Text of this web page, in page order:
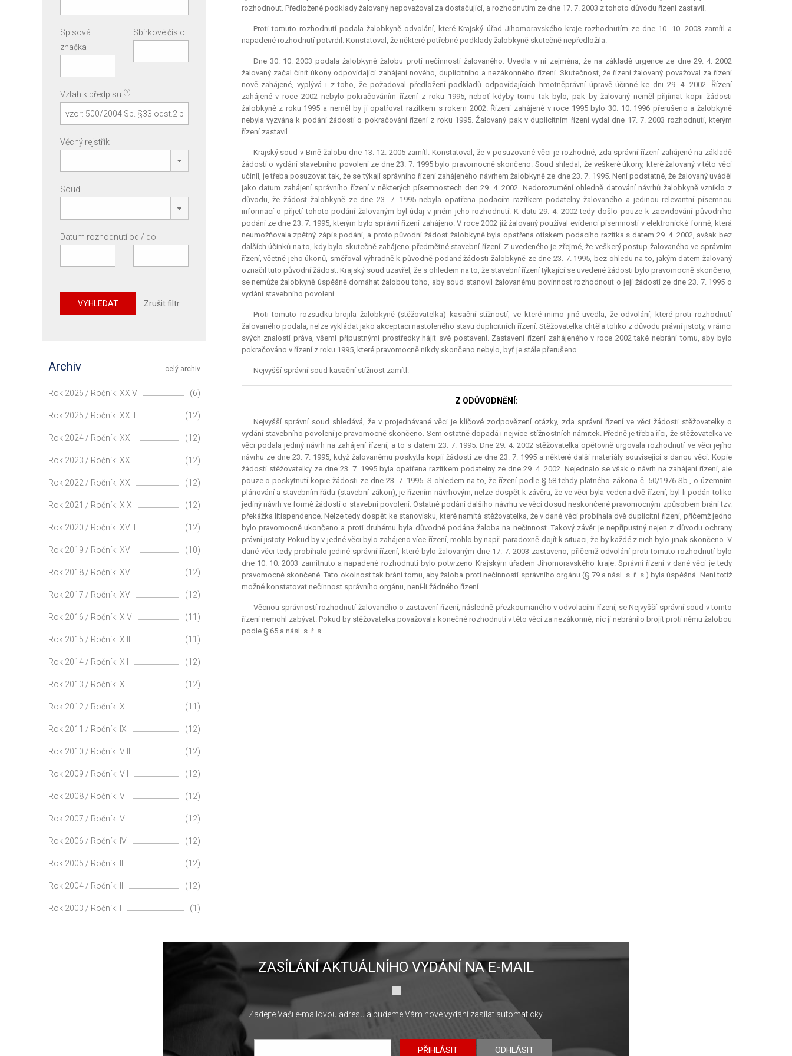
rozhodnout. Předložené podklady žalovaný nepovažoval za dostačující, a rozhodnutím ze dne 17. 7. 2003 z tohoto důvodu řízení zastavil.
Proti tomuto rozhodnutí podala žalobkyně odvolání, které Krajský úřad Jihomoravského kraje rozhodnutím ze dne 10. 10. 2003 zamítl a
napadené rozhodnutí potvrdil. Konstatoval, že některé potřebné podklady žalobkyně skutečně nepředložila.
Dne 30. 10. 2003 podala žalobkyně žalobu proti nečinnosti žalovaného. Uvedla v ní zejména, že na základě urgence ze dne 29. 4. 2002
žalovaný začal činit úkony odpovídající zahájení nového, duplicitního a nezákonného řízení. Skutečnost, že řízení žalovaný považoval za řízení
nově zahájené, vyplývá i z toho, že požadoval předložení podkladů odpovídajících hmotněprávní úpravě účinné ke dni 29. 4. 2002. Řízení
zahájené v roce 2002 nebylo pokračováním řízení z roku 1995, neboť kdyby tomu tak bylo, pak by žalovaný neměl přijímat kopii žádosti
žalobkyně z roku 1995 a neměl by ji opatřovat razítkem s rokem 2002. Řízení zahájené v roce 1995 bylo 30. 10. 1996 přerušeno a žalobkyně
nebyla vyzvána k podání žádosti o pokračování řízení z roku 1995. Žalovaný pak v duplicitním řízení vydal dne 17. 7. 2003 rozhodnutí, kterým
řízení zastavil.
Krajský soud v Brně žalobu dne 13. 12. 2005 zamítl. Konstatoval, že v posuzované věci je rozhodné, zda správní řízení zahájené na základě
žádosti o vydání stavebního povolení ze dne 23. 7. 1995 bylo pravomocně skončeno. Soud shledal, že veškeré úkony, které žalovaný v této věci
učinil, je třeba posuzovat tak, že se týkají správního řízení zahájeného návrhem žalobkyně ze dne 23. 7. 1995. Není podstatné, že žalovaný uváděl
jako datum zahájení správního řízení v některých písemnostech den 29. 4. 2002. Nedorozumění ohledně datování návrhů žalobkyně vzniklo z
důvodu, že žádost žalobkyně ze dne 23. 7. 1995 nebyla opatřena podacím razítkem podatelny žalovaného a jedinourelevantní písemnou
informací o přijetí tohoto podání žalovaným byl údaj v jiném jeho rozhodnutí. K datu 29. 4. 2002 tedy došlo pouze k zaevidování původního
podání ze dne 23. 7. 1995, kterým bylo správní řízení zahájeno. V roce 2002 již žalovaný používal evidenci písemností v elektronické formě, která
neumožňovala zpětný zápis podání, a proto původní žádost žalobkyně byla opatřena otiskem podacího razítka s datem 29. 4. 2002, avšak bez
dalších účinků na to, kdy bylo skutečně zahájeno předmětné stavební řízení. Z uvedeného je zřejmé, že veškerý postup žalovaného ve správním
řízení, včetně jeho úkonů, směřoval výhradně k původně podané žádosti žalobkyně ze dne 23. 7. 1995, bez ohledu na to, jakým datem žalovaný
označil tuto původní žádost. Krajský soud uzavřel, že s ohledem na to, že stavební řízení týkající se uvedené žádosti bylo pravomocně skončeno,
se nemůže žalobkyně úspěšně domáhat žalobou toho, aby soud stanovil žalovanému povinnost rozhodnout o její žádosti ze dne 23. 7. 1995 o
vydání stavebního povolení.
Proti tomuto rozsudku brojila žalobkyně (stěžovatelka) kasační stížností, ve které mimo jiné uvedla, že odvolání, které proti rozhodnutí
žalovaného podala, nelze vykládat jako akceptaci nastoleného stavu duplicitních řízení. Stěžovatelka chtěla toliko z důvodu právní jistoty, v rámci
svých znalostí práva, všemi přípustnými prostředky hájit své postavení. Zastavení řízení zahájeného v roce 2002 také nebrání tomu, aby bylo
pokračováno v řízení z roku 1995, které pravomocně nikdy skončeno nebylo, byť je stále přerušeno.
Nejvyšší správní soud kasační stížnost zamítl.
Z ODŮVODNĚNÍ:
Nejvyšší správní soud shledává, že v projednávané věci je klíčové zodpovězení otázky, zda správní řízení ve věci žádosti stěžovatelky o
vydání stavebního povolení je pravomocně skončeno. Sem ostatně dopadá i nejvíce stížnostních námitek. Předně je třeba říci, že stěžovatelka ve
věci podala jediný návrh na zahájení řízení, a to s datem 23. 7. 1995. Dne 29. 4. 2002 stěžovatelka opětovně urgovala rozhodnutí ve věci jejího
návrhu ze dne 23. 7. 1995, když žalovanému poskytla kopii žádosti ze dne 23. 7. 1995 a některé další materiály související s danou věcí. Kopie
žádosti stěžovatelky ze dne 23. 7. 1995 byla opatřena razítkem podatelny ze dne 29. 4. 2002. Nejednalo se však o návrh na zahájení řízení, ale
pouze o poskytnutí kopie žádosti ze dne 23. 7. 1995. S ohledem na to, že řízení podle § 58 tehdy platného zákona č. 50/1976 Sb., o územním
plánování a stavebním řádu (stavební zákon), je řízením návrhovým, nelze dospět k závěru, že ve věci byla vedena dvě řízení, byl-li podán toliko
jediný návrh ve formě žádosti o stavební povolení. Ostatně podání dalšího návrhu ve věci dosud neskončené pravomocným způsobem brání tzv.
překážka litispendence. Nelze tedy dospět ke stanovisku, které namítá stěžovatelka, že v dané věci probíhala dvě duplicitní řízení, přičemž jedno
bylo pravomocně ukončeno a proti druhému byla důvodně podána žaloba na nečinnost. Takový závěr je nepřípustný nejen z důvodu ochrany
právní jistoty. Pokud by v jedné věci bylo zahájeno více řízení, mohlo by např. paradoxně dojít k situaci, že by každé z nich bylo jinak skončeno. V
dané věci tedy probíhalo jediné správní řízení, které bylo žalovaným dne 17. 7. 2003 zastaveno, přičemž odvolání proti tomuto rozhodnutí bylo
dne 10. 10. 2003 zamítnuto a napadené rozhodnutí bylo potvrzeno Krajským úřadem Jihomoravského kraje. Správní řízení v dané věci je tedy
pravomocně skončené. Tato okolnost tak brání tomu, aby žaloba proti nečinnosti správního orgánu (§ 79 a násl. s. ř. s.) byla úspěšná. Není totiž
možné konstatovat nečinnost správního orgánu, není-li žádného řízení.
Věcnou správností rozhodnutí žalovaného o zastavení řízení, následně přezkoumaného v odvolacím řízení, se Nejvyšší správní soud v tomto
řízení nemohl zabývat. Pokud by stěžovatelka považovala konečné rozhodnutí v této věci za nezákonné, nic jí nebránilo brojit proti němu žalobou
podle § 65 a násl. s. ř. s.
Spisová
značka
Sbírkové číslo
Vztah k předpisu (?)
Věcný rejstřík
Soud
Datum rozhodnutí od / do
VYHLEDAT Zrušit filtr
celý archiv
Archiv
Rok 2026 / Ročník: XXIV (6)
Rok 2025 / Ročník: XXIII (12)
Rok 2024 / Ročník: XXII (12)
Rok 2023 / Ročník: XXI (12)
Rok 2022 / Ročník: XX (12)
Rok 2021 / Ročník: XIX (12)
Rok 2020 / Ročník: XVIII (12)
Rok 2019 / Ročník: XVII (10)
Rok 2018 / Ročník: XVI (12)
Rok 2017 / Ročník: XV (12)
Rok 2016 / Ročník: XIV (11)
Rok 2015 / Ročník: XIII (11)
Rok 2014 / Ročník: XII (12)
Rok 2013 / Ročník: XI (12)
Rok 2012 / Ročník: X (11)
Rok 2011 / Ročník: IX (12)
Rok 2010 / Ročník: VIII (12)
Rok 2009 / Ročník: VII (12)
Rok 2008 / Ročník: VI (12)
Rok 2007 / Ročník: V (12)
Rok 2006 / Ročník: IV (12)
Rok 2005 / Ročník: III (12)
Rok 2004 / Ročník: II (12)
Rok 2003 / Ročník: I (1)
ZASÍLÁNÍ AKTUÁLNÍHO VYDÁNÍ NA E-MAIL
Zadejte Vaši e-mailovou adresu a budeme Vám nové vydání zasílat automaticky.
PŘIHLÁSIT ODHLÁSIT